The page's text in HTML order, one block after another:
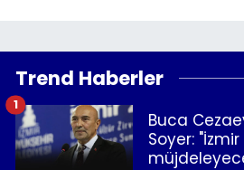
Trend Haberler
Buca
Soyer:
1